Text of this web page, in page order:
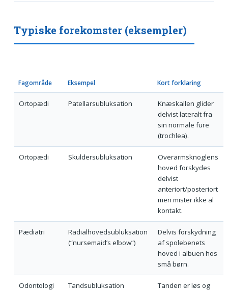
Typiske forekomster (eksempler)
Fagområde Eksempel Kort forklaring
Ortopædi Patellarsubluksation
Knæskallen glider
delvist lateralt fra
sin normale fure
(trochlea).
Ortopædi Skuldersubluksation
Overarmsknoglens
hoved forskydes
delvist
anteriort/posteriort
men mister ikke al
kontakt.
Pædiatri
Radialhovedsubluksation
(“nursemaid’s elbow”)
Delvis forskydning
af spolebenets
hoved i albuen hos
små børn.
Odontologi Tandsubluksation
Tanden er løs og